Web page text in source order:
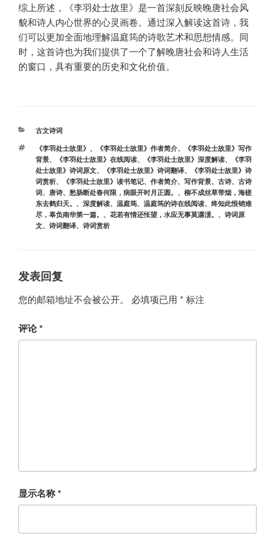
综上所述，《李羽处士故里》是一首深刻反映晚唐社会风
貌和诗人内心世界的心灵画卷。通过深入解读这首诗，我
们可以更加全面地理解温庭筠的诗歌艺术和思想情感。同
时，这首诗也为我们提供了一个了解晚唐社会和诗人生活
的窗口，具有重要的历史和文化价值。
分
古文诗词
标
签
《李羽处士故里》 、 《李羽处士故里》作者简介、
《李羽处士故里》写作
背景、 《李羽处士故里》在线阅读、 《李羽处士故里》深度解读、
《李羽
处士故里》诗词原文、 《李羽处士故里》诗词翻译、
《李羽处士故里》诗
词赏析、 《李羽处士故里》读书笔记、 作者简介、 写作背景、 古诗、 古诗
词、 唐诗、 愁肠断处春何限，病眼开时月正圆。 、 柳不成丝草带烟，海槎
东去鹤归天。 、 深度解读、 温庭筠、 温庭筠的诗在线阅读、 终知此恨销难
尽，辜负南华第一篇。 、 花若有情还怅望，水应无事莫潺湲。 、 诗词原
文、 诗词翻译、 诗词赏析
发表回复
您的邮箱地址不会被公开。 必填项已用 * 标注
评论*
显示名称*